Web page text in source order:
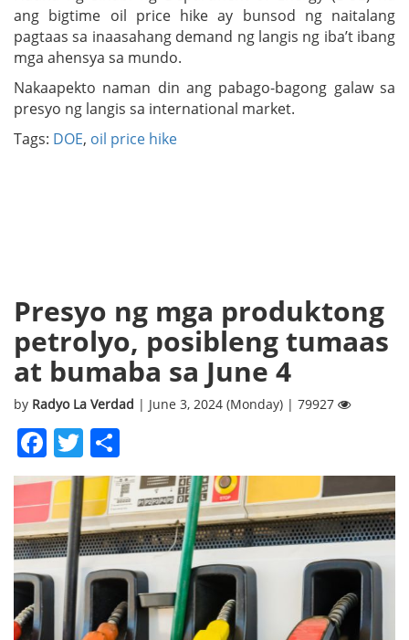
ang bigtime oil price hike ay bunsod ng naitalang
pagtaas sa inaasahang demand ng langis ng iba’t ibang
mga ahensya sa mundo.
Nakaapekto naman din ang pabago-bagong galaw sa
presyo ng langis sa international market.
Tags: DOE, oil price hike
Presyo ng mga produktong
petrolyo, posibleng tumaas
at bumaba sa June 4
by Radyo La Verdad | June 3, 2024 (Monday) | 79927
Facebook
Twitter